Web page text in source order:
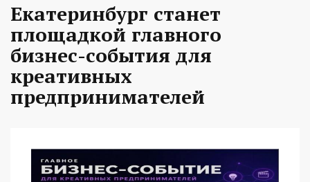
Екатеринбург станет
площадкой главного
бизнес-события для
креативных
предпринимателей